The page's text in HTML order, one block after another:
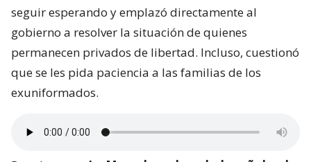
seguir esperando y emplazó directamente al
gobierno a resolver la situación de quienes
permanecen privados de libertad. Incluso, cuestionó
que se les pida paciencia a las familias de los
exuniformados.